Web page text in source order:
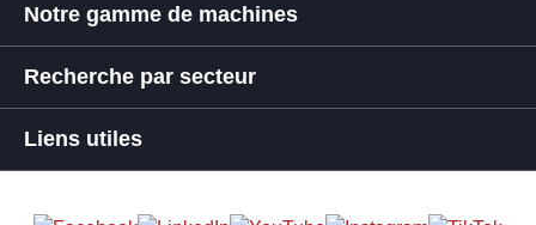
Notre gamme de machines
Recherche par secteur
Liens utiles